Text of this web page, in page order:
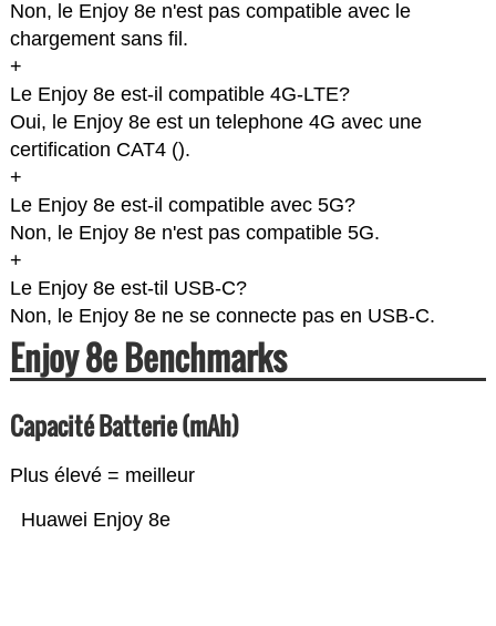
Non, le Enjoy 8e n'est pas compatible avec le
chargement sans fil.
+
Le Enjoy 8e est-il compatible 4G-LTE?
Oui, le Enjoy 8e est un telephone 4G avec une
certification CAT4 ().
+
Le Enjoy 8e est-il compatible avec 5G?
Non, le Enjoy 8e n'est pas compatible 5G.
+
Le Enjoy 8e est-til USB-C?
Non, le Enjoy 8e ne se connecte pas en USB-C.
Enjoy 8e Benchmarks
Capacité Batterie (mAh)
Plus élevé = meilleur
Huawei Enjoy 8e